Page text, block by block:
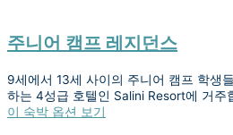
주니어 캠프 레지던스
9세에서 13세 사이의 주니어 캠프 학생
하는 4성급 호텔인 Salini Resort에 거주
이 숙박 옵션 보기